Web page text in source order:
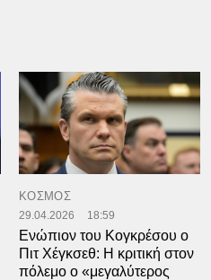
ΚΟΣΜΟΣ
29.04.2026 18:59
Ενώπιον του Κογκρέσου ο
Πιτ Χέγκσεθ: Η κριτική στον
πόλεμο ο «μεγαλύτερος